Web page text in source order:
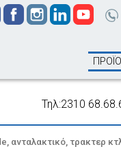
Τηλ:2310 68.68.68